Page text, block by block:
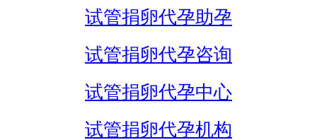
试管捐卵代孕助孕
试管捐卵代孕咨询
试管捐卵代孕中心
试管捐卵代孕机构